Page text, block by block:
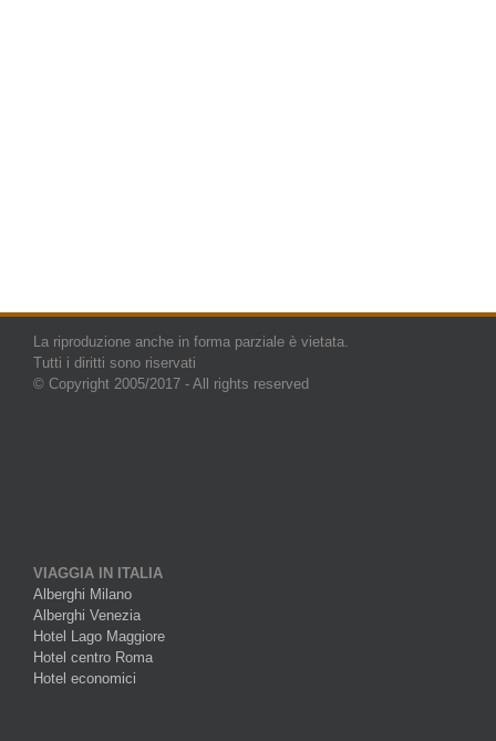
La riproduzione anche in forma parziale è vietata.
Tutti i diritti sono riservati
© Copyright 2005/2017 - All rights reserved
VIAGGIA IN ITALIA
Alberghi Milano
Alberghi Venezia
Hotel Lago Maggiore
Hotel centro Roma
Hotel economici